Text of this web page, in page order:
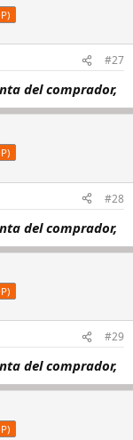
#27
del comprador,
#28
del comprador,
#29
del comprador,